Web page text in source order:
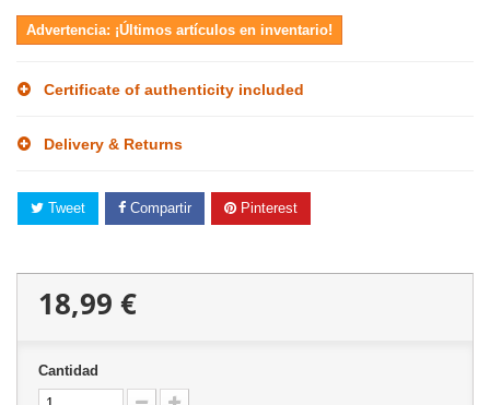
Advertencia: ¡Últimos artículos en inventario!
Certificate of authenticity included
Delivery & Returns
Tweet Compartir Pinterest
18,99 €
Cantidad